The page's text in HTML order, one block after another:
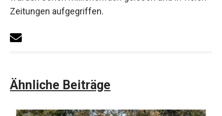
Zeitungen aufgegriffen.
Ähnliche Beiträge